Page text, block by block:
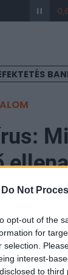
Do Not
opt-out of the
for
selection.
interest-
to
363,17 -
elegendő